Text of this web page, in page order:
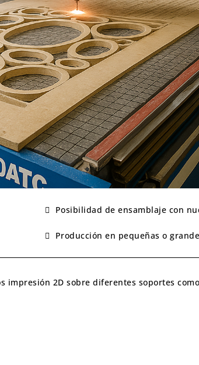
Posibilidad de ensamblaje con
Producción en pequeñas o
impresión 2D sobre diferentes soportes